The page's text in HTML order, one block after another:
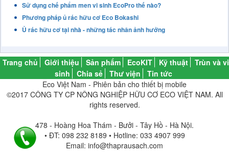
Sử dụng chế phẩm men vi sinh EcoPro thế nào?
Phương pháp ủ rác hữu cơ Eco Bokashi
Ủ rác hữu cơ tại nhà - những tác nhân ảnh hưởng
Trang chủ Giới thiệu Sản phẩm EcoKIT Kỹ thuật
Trùn và vi
sinh
Chia sẻ Thư viện
Tin tức
Eco Việt Nam - Phiên bản cho thiết bị mobile
©2017 CÔNG TY CP NÔNG NGHIỆP HỮU CƠ ECO VIỆT NAM. All
rights reserved.
478 - Hoàng Hoa Thám - Bưởi - Tây Hồ - Hà Nội.
• ĐT: 098 232 8189 • Hotline: 033 4907 999
Email: info@thaprausach.com